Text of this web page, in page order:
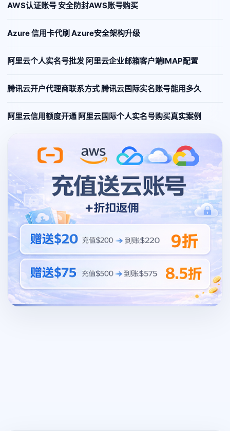
AWS认证账号 安全防封AWS账号购买
Azure 信用卡代刷 Azure安全架构升级
阿里云个人实名号批发 阿里云企业邮箱客户端IMAP配置
腾讯云开户代理商联系方式 腾讯云国际实名账号能用多久
阿里云信用额度开通 阿里云国际个人实名号购买真实案例